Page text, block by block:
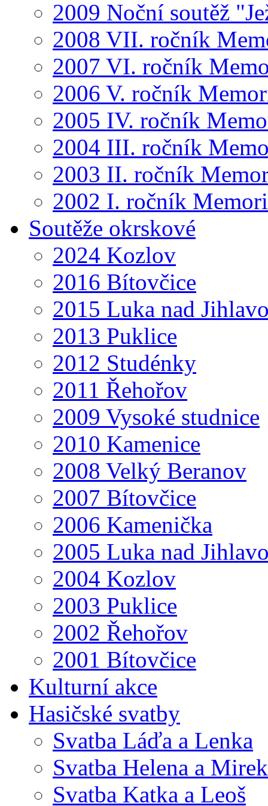
2009 Noční soutěž
2008 VII. ročník
2007 VI. ročník
2006 V. ročník
2005 IV. ročník
2004 III. ročník
2003 II. ročník
2002 I. ročník
Soutěže okrskové
2024 Kozlov
2016 Bítovčice
2015 Luka nad
2013 Puklice
2012 Studénky
2011 Řehořov
2009 Vysoké studnice
2010 Kamenice
2008 Velký Beranov
2007 Bítovčice
2006 Kamenička
2005 Luka nad
2004 Kozlov
2003 Puklice
2002 Řehořov
2001 Bítovčice
Kulturní akce
Hasičské svatby
Svatba Láďa a Lenka
Svatba Helena a Mirek
Svatba Katka a Leoš